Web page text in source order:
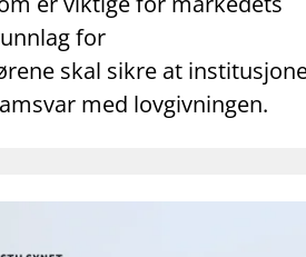
for
skal sikre at
med lovgivningen.